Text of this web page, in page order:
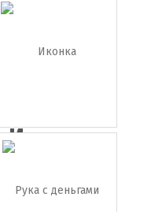
биткоина
Иконка
кошелёк